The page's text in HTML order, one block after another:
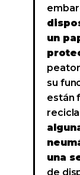
un
su
están
una
de